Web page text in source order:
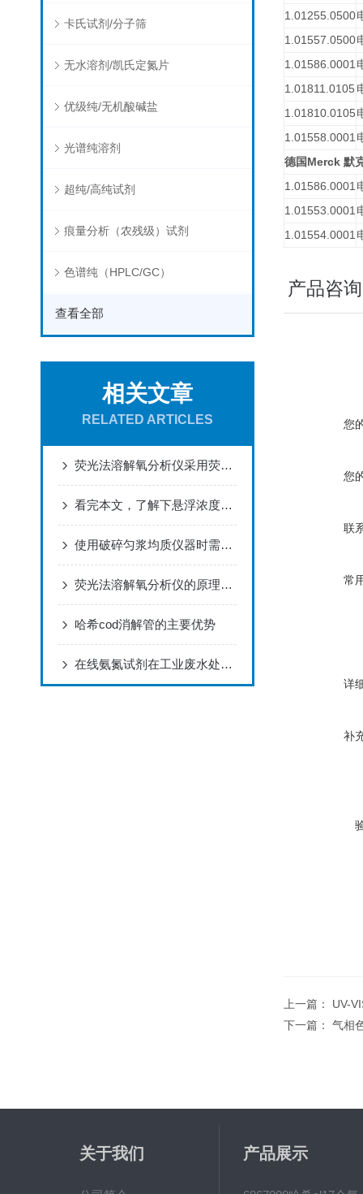
卡氏试剂/分子筛
无水溶剂/凯氏定氮片
优级纯/无机酸碱盐
光谱纯溶剂
超纯/高纯试剂
痕量分析（农残级）试剂
色谱纯（HPLC/GC）
查看全部
相关文章
RELATED ARTICLES
荧光法溶解氧分析仪采用荧光法替代传统的膜式电极提高工作可靠性
看完本文，了解下悬浮浓度分析仪的测量原理
使用破碎匀浆均质仪器时需正确对待的问题
荧光法溶解氧分析仪的原理及阐述
哈希cod消解管的主要优势
在线氨氮试剂在工业废水处理中的应用
1.01255.0500
1.01557.0500
1.01586.0001
1.01811.0105
1.01810.0105
1.01558.0001
德国 Merck 默
1.01586.0001
1.01553.0001
1.01554.0001
产品咨询
您
您
联
常
详
补
上一篇： UV-
下一篇： 气相
关于我们 产品展示